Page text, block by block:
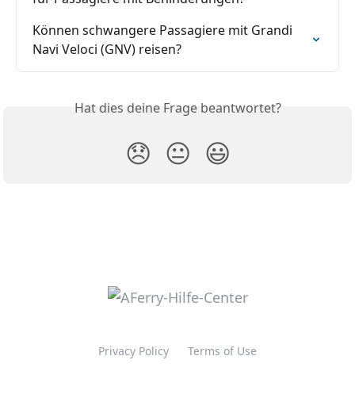
Können schwangere Passagiere mit Grandi
Navi Veloci (GNV) reisen?
Hat dies deine Frage beantwortet?
😞 😐 😃
Privacy Policy Terms of Use